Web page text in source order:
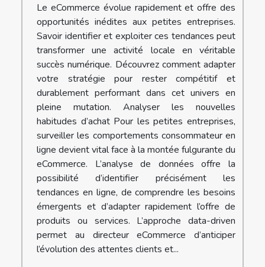
Le eCommerce évolue rapidement et offre des
opportunités inédites aux petites entreprises.
Savoir identifier et exploiter ces tendances peut
transformer une activité locale en véritable
succès numérique. Découvrez comment adapter
votre stratégie pour rester compétitif et
durablement performant dans cet univers en
pleine mutation. Analyser les nouvelles
habitudes d’achat Pour les petites entreprises,
surveiller les comportements consommateur en
ligne devient vital face à la montée fulgurante du
eCommerce. L’analyse de données offre la
possibilité d’identifier précisément les
tendances en ligne, de comprendre les besoins
émergents et d’adapter rapidement l’offre de
produits ou services. L’approche data-driven
permet au directeur eCommerce d’anticiper
l’évolution des attentes clients et...